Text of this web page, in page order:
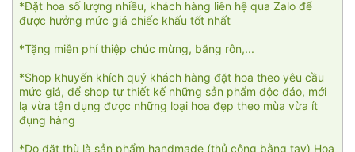
*Đặt hoa số lượng nhiều, khách hàng liên hệ qua Zalo để
được hưởng mức giá chiếc khấu tốt nhất
*Tặng miễn phí thiệp chúc mừng, băng rôn,...
*Shop khuyến khích quý khách hàng đặt hoa theo yêu cầu
mức giá, để shop tự thiết kế những sản phẩm độc đáo, mới
lạ vừa tận dụng được những loại hoa đẹp theo mùa vừa ít
đụng hàng
*Do đặt thù là sản phẩm handmade (thủ công bằng tay) Hoa